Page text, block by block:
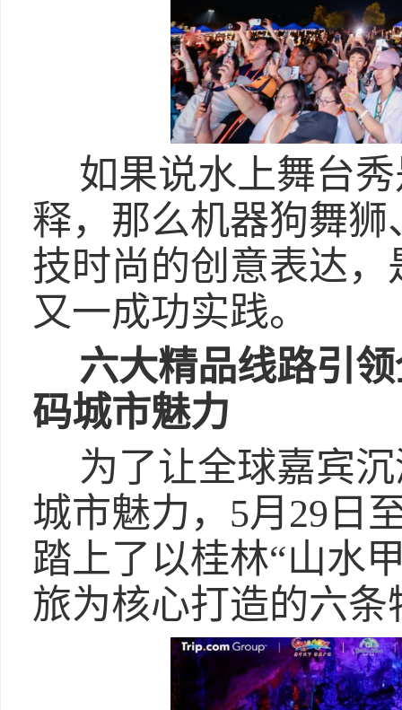
如果说水上舞台
释，那么机器狗舞
技时尚的创意表达
又一成功实践。
六大精品线路引
码城市魅力
为了让全球嘉宾
城市魅力，5月29日
踏上了以桂林“山水
旅为核心打造的六